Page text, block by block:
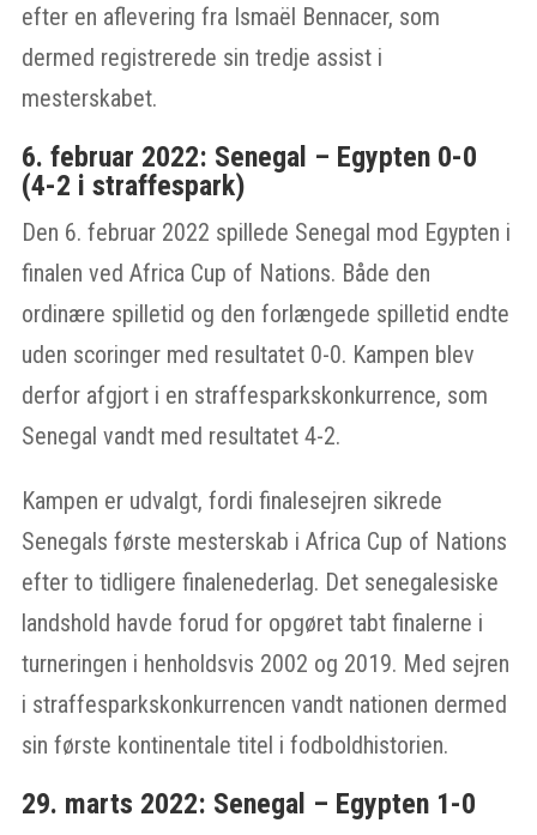
efter en aflevering fra Ismaël Bennacer, som
dermed registrerede sin tredje assist i
mesterskabet.
6. februar 2022: Senegal – Egypten 0-0
(4-2 i straffespark)
Den 6. februar 2022 spillede Senegal mod Egypten i
finalen ved Africa Cup of Nations. Både den
ordinære spilletid og den forlængede spilletid endte
uden scoringer med resultatet 0-0. Kampen blev
derfor afgjort i en straffesparkskonkurrence, som
Senegal vandt med resultatet 4-2.
Kampen er udvalgt, fordi finalesejren sikrede
Senegals første mesterskab i Africa Cup of Nations
efter to tidligere finalenederlag. Det senegalesiske
landshold havde forud for opgøret tabt finalerne i
turneringen i henholdsvis 2002 og 2019. Med sejren
i straffesparkskonkurrencen vandt nationen dermed
sin første kontinentale titel i fodboldhistorien.
29. marts 2022: Senegal – Egypten 1-0